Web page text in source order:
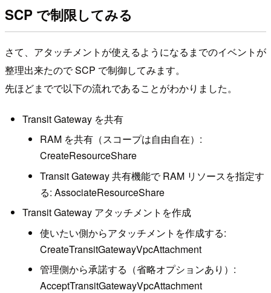
SCP で制限してみる
さて、アタッチメントが使えるようになるまでのイベントが
整理出来たので SCP で制御してみます。
先ほどまでで以下の流れであることがわかりました。
Transit Gateway を共有
RAM を共有（スコープは自由自在）:
CreateResourceShare
Transit Gateway 共有機能で RAM リソースを指定す
る: AssociateResourceShare
Transit Gateway アタッチメントを作成
使いたい側からアタッチメントを作成する:
CreateTransitGatewayVpcAttachment
管理側から承諾する（省略オプションあり）:
AcceptTransitGatewayVpcAttachment